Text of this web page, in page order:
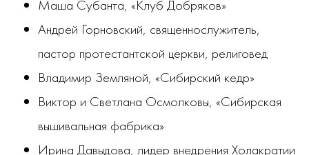
Маша Субанта, «Клуб Добряков»
Андрей Горновский, священнослужитель,
пастор протестантской церкви, религовед
Владимир Земляной, «Сибирский кедр»
Виктор и Светлана Осмолковы, «Сибирская
вышивальная фабрика»
Ирина Давыдова, лидер внедрения Холакратии